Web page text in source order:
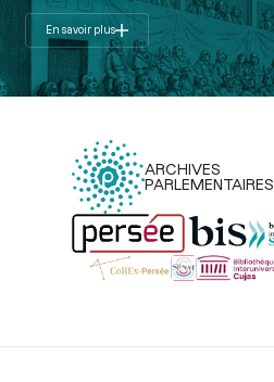
En savoir plus
ARCHIVES
PARLEMENTAIRES
Menu